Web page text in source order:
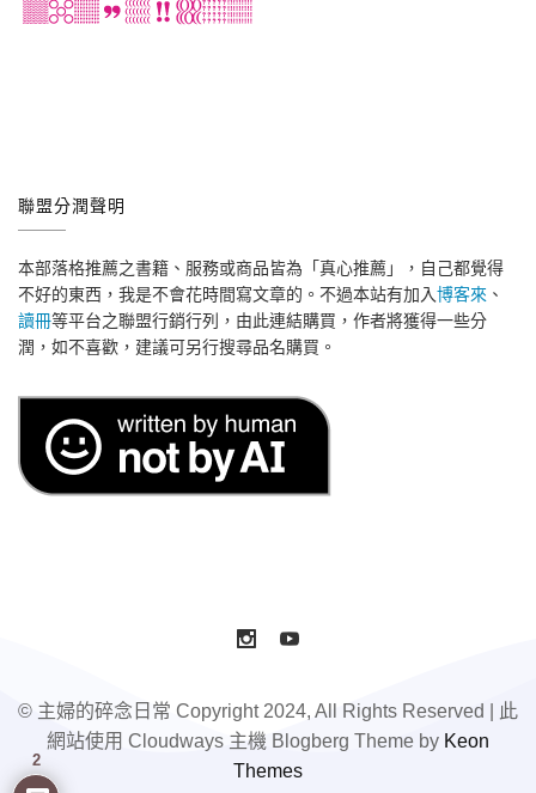
聯盟分潤聲明
本部落格推薦之書籍、服務或商品皆為「真心推薦」，自己都覺得
不好的東西，我是不會花時間寫文章的。不過本站有加入博客來 、
讀冊等平台之聯盟行銷行列，由此連結購買，作者將獲得一些分
潤，如不喜歡，建議可另行搜尋品名購買。
© 主婦的碎念日常 Copyright 2024, All Rights Reserved | 此
網站使用 Cloudways 主機 Blogberg Theme by Keon
Themes
2